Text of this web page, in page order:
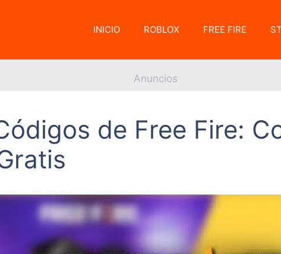
INICIO ROBLOX FREE FIRE
Anuncios
de Free Fire: